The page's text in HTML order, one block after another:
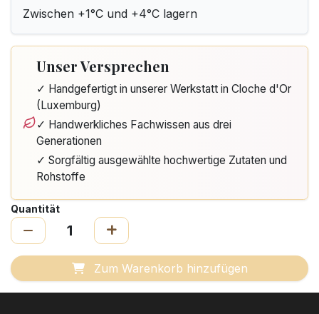
Zwischen +1°C und +4°C lagern
Unser Versprechen
✓ Handgefertigt in unserer Werkstatt in Cloche d'Or
(Luxemburg)
✓ Handwerkliches Fachwissen aus drei
Generationen
✓ Sorgfältig ausgewählte hochwertige Zutaten und
Rohstoffe
Quantität
Zum Warenkorb hinzufügen